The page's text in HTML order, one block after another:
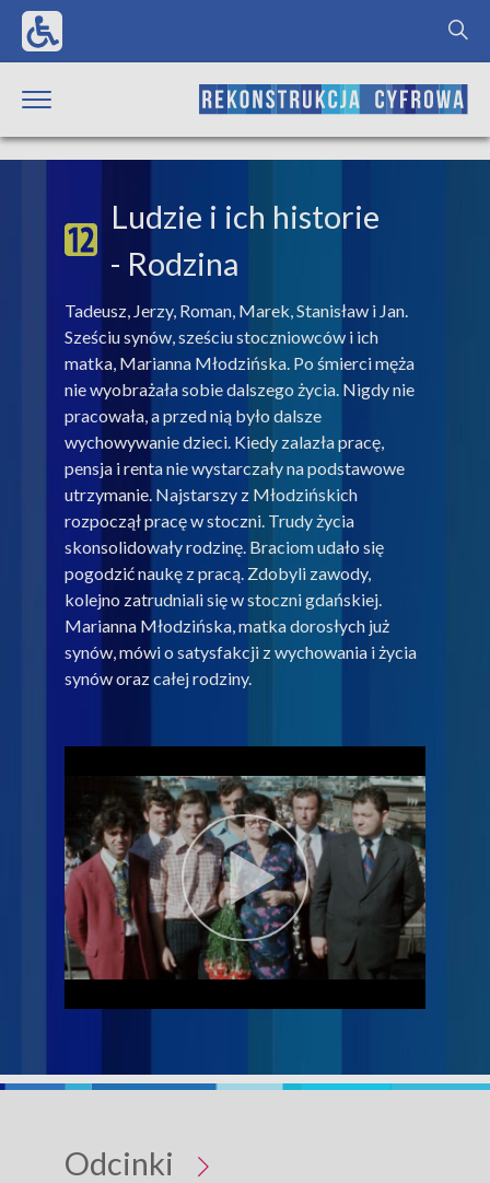
Ludzie i ich historie
- Rodzina
Tadeusz, Jerzy, Roman, Marek, Stanisław i Jan.
Sześciu synów, sześciu stoczniowców i ich
matka, Marianna Młodzińska. Po śmierci męża
nie wyobrażała sobie dalszego życia. Nigdy nie
pracowała, a przed nią było dalsze
wychowywanie dzieci. Kiedy zalazła pracę,
pensja i renta nie wystarczały na podstawowe
utrzymanie. Najstarszy z Młodzińskich
rozpoczął pracę w stoczni. Trudy życia
skonsolidowały rodzinę. Braciom udało się
pogodzić naukę z pracą. Zdobyli zawody,
kolejno zatrudniali się w stoczni gdańskiej.
Marianna Młodzińska, matka dorosłych już
synów, mówi o satysfakcji z wychowania i życia
synów oraz całej rodziny.
Odcinki